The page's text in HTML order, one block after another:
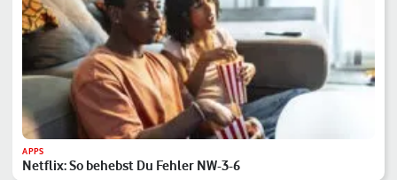
APPS
Netflix: So behebst Du Fehler NW-3-6